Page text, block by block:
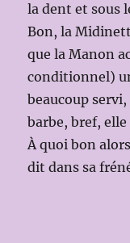
la dent et sous
Bon, la
que la Manon
conditionnel)
beaucoup servi,
barbe, bref,
À quoi bon
dit dans sa